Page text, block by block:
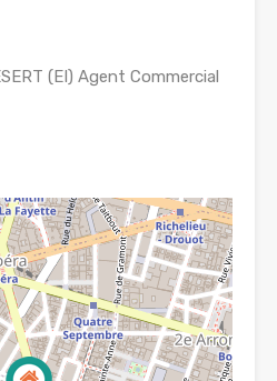
(EI) Agent Commercial